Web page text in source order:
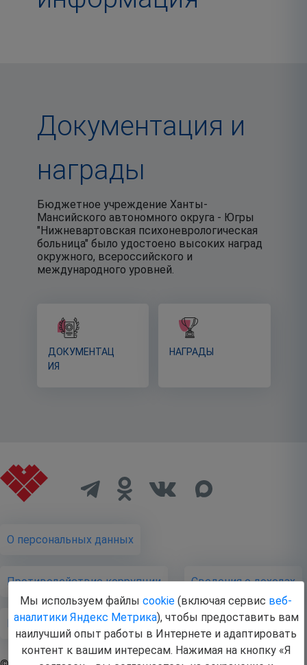
Документация и
награды
Бюджетное учреждение Ханты-
Мансийского автономного округа - Югры
"Нижневартовская психоневрологическая
больница" было удостоено высоких наград
окружного, всероссийского и
международного уровней.
ДОКУМЕНТАЦ
ИЯ
НАГРАДЫ
О персональных данных
Противодействие коррупции Cведения о доходах
Публичная оферта
Мы используем файлыcookie (включая сервис веб-
аналитики Яндекс Метрика), чтобы предоставить вам
наилучший опыт работы в Интернете и адаптировать
контент к вашим интересам. Нажимая на кнопку «Я